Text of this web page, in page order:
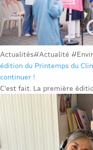
Actualités#Actualité
édition du Printemps du
continuer !
C’est fait. La première